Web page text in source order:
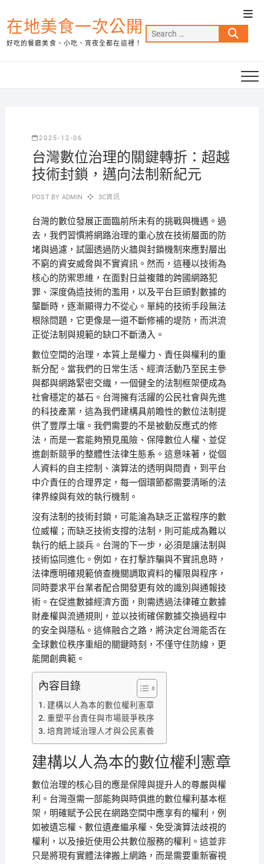
to
content
在地美食一次公開
好吃的餐廳美食、小吃、宵夜全都在這裡！
Search
…
2025-12-06
台灣數位治理的關鍵轉折：超越
技術封鎖，邁向法制新紀元
POST BY ADMIN 3C資訊
台灣的數位發展正面臨前所未有的挑戰與機遇。過
去，我們習慣將網路治理的重心放在技術層面的防
堵與過濾，試圖透過防火牆與封鎖機制來應對層出
不窮的資安威脅與不實資訊。然而，這種以技術為
核心的防禦思維，在面對日益複雜的跨國網路犯
罪、深度偽造技術的濫用，以及平台巨頭對數據的
壟斷時，逐漸顯得力不從心。單純的技術手段無法
根除問題，它更像是一道不斷修補的堤防，而洪流
正從法制與規範的缺口不斷湧入。
數位空間的治理，本質上是權力、責任與權利的重
新分配。當我們的日常生活、經濟活動乃至民主參
與都與網路緊密交織，一個健全的法制框架便成為
社會穩定的基石。台灣擁有活躍的公民社會與先進
的科技產業，這為我們建構具前瞻性的數位法制提
供了豐厚土壤。我們需要的不是被動反應式的修
法，而是一套能夠預見風險、保障數位人權、並促
進創新競爭的整體性法律生態系。這意味著，從個
人資料的自主控制、演算法的透明與問責，到平台
中介責任的合理界定，每一個環節都需要清晰的法
律界線與有效的執行機制。
沒有法制的技術封鎖，可能淪為缺乏正當程序的數
位威權；而缺乏技術支撐的法制，則可能成為難以
執行的紙上談兵。台灣的下一步，必須是讓法制與
技術協同進化。例如，在打擊詐騙與不實訊息時，
法律應明確規範偵查機關調取資料的權限與程序，
同時要求平台業者配合開發更有效的識別與通報技
術。在促進數據經濟方面，則需透過法律確立數據
財產權與流通規則，並以技術確保數據交換過程中
的安全與隱私。這條融合之路，將決定台灣能否在
全球數位秩序重組的關鍵時刻，不僅守住防線，更
能開創典範。
內容目錄
建構以人為本的數位權利憲章
重塑平台責任與市場競爭秩序
培育跨域治理人才與公民素養
建構以人為本的數位權利憲章
數位治理的核心目的應是保障與提升人的尊嚴與權
利。台灣亟需一部能夠與時俱進的數位權利基本框
架，明確賦予公民在網路空間中應享有的權利，例
如被遺忘權、數位遺產繼承權、免受演算法歧視的
權利，以及接近使用公共數位服務的權利。這並非
只是將現有實體法律搬上網路，而是需要重新審視